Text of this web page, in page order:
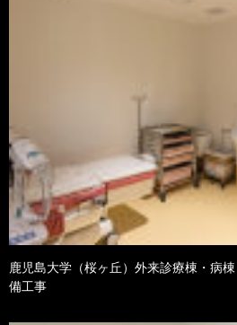
鹿児島大学（桜ヶ丘）外来診療棟・病
備工事